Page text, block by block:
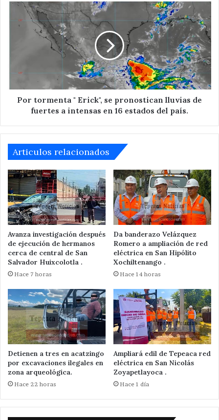
dePor
tormenta
fuertes
intensas
del
país.
Por tormenta " Erick", se pronostican lluvias de
fuertes a intensas en 16 estados del país.
Articulos relacionados
Avanza investigación después
de ejecución de hermanos
cerca de central de San
Salvador Huixcolotla .
Hace 7 horas
Da banderazo Velázquez
Romero a ampliación de red
eléctrica en San Hipólito
Xochiltenango .
Hace 14 horas
Detienen a tres en acatzingo
por excavaciones ilegales en
zona arqueológica.
Hace 22 horas
Ampliará edil de Tepeaca red
eléctrica en San Nicolás
Zoyapetlayoca .
Hace 1 día